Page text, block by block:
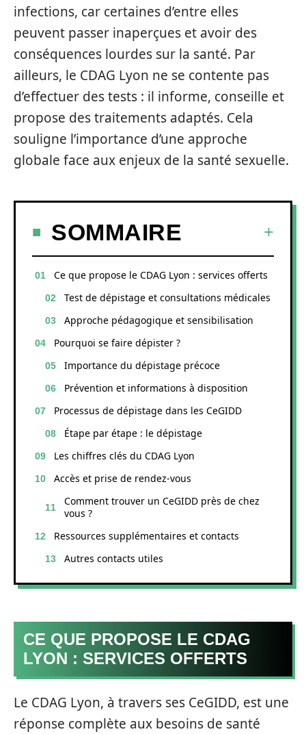
infections, car certaines d’entre elles
peuvent passer inaperçues et avoir des
conséquences lourdes sur la santé. Par
ailleurs, le CDAG Lyon ne se contente pas
d’effectuer des tests : il informe, conseille et
propose des traitements adaptés. Cela
souligne l’importance d’une approche
globale face aux enjeux de la santé sexuelle.
SOMMAIRE
Ce que propose le CDAG Lyon : services offerts
Test de dépistage et consultations médicales
Approche pédagogique et sensibilisation
Pourquoi se faire dépister ?
Importance du dépistage précoce
Prévention et informations à disposition
Processus de dépistage dans les CeGIDD
Étape par étape : le dépistage
Les chiffres clés du CDAG Lyon
Accès et prise de rendez-vous
Comment trouver un CeGIDD près de chez
vous ?
Ressources supplémentaires et contacts
Autres contacts utiles
CE QUE PROPOSE LE CDAG
LYON : SERVICES OFFERTS
Le CDAG Lyon, à travers ses CeGIDD, est une
réponse complète aux besoins de santé